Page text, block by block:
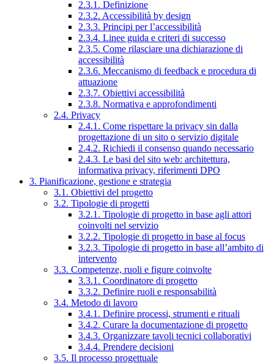
2.3.1. Definizione
2.3.2. Accessibilità by design
2.3.3. Principi per l’accessibilità
2.3.4. Linee guida e criteri di successo
2.3.5. Come rilasciare una dichiarazione di
accessibilità
2.3.6. Meccanismo di feedback e procedura di
attuazione
2.3.7. Obiettivi accessibilità
2.3.8. Normativa e approfondimenti
2.4. Privacy
2.4.1. Come rispettare la privacy sin dalla
progettazione di un sito o servizio digitale
2.4.2. Richiedi il consenso quando necessario
2.4.3. Le basi del sito web: architettura,
informativa privacy, riferimenti DPO
3. Pianificazione, gestione e strategia
3.1. Obiettivi del progetto
3.2. Tipologie di progetti
3.2.1. Tipologie di progetto in base agli attori
coinvolti nel servizio
3.2.2. Tipologie di progetto in base al focus
3.2.3. Tipologie di progetto in base all’ambito di
intervento
3.3. Competenze, ruoli e figure coinvolte
3.3.1. Coordinatore di progetto
3.3.2. Definire ruoli e responsabilità
3.4. Metodo di lavoro
3.4.1. Definire processi, strumenti e rituali
3.4.2. Curare la documentazione di progetto
3.4.3. Organizzare tavoli tecnici collaborativi
3.4.4. Prendere decisioni
3.5. Il processo progettuale